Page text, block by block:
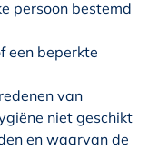
persoon bestemd
een beperkte
van
niet geschikt
en waarvan de